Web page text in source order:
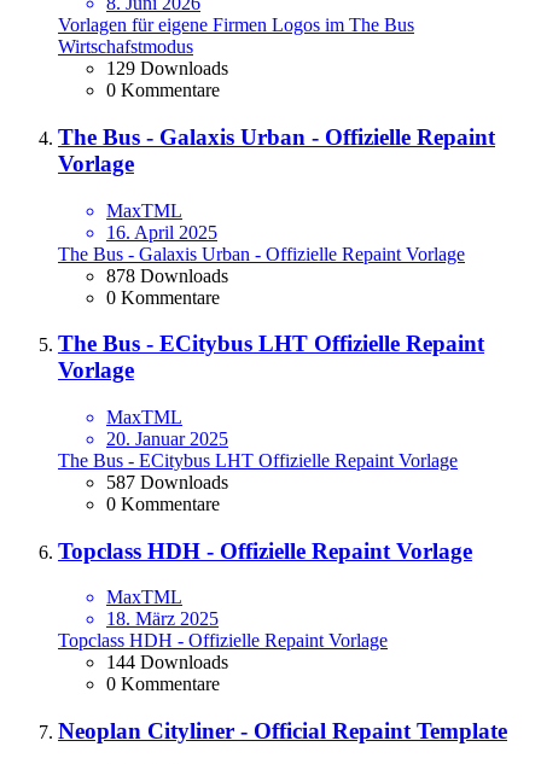
Vorlagen für eigene Firmen Logos im The Bus
Wirtschafstmodus
129 Downloads
0 Kommentare
The Bus - Galaxis Urban - Offizielle Repaint
Vorlage
MaxTML
16. April 2025
The Bus - Galaxis Urban - Offizielle Repaint Vorlage
878 Downloads
0 Kommentare
The Bus - ECitybus LHT Offizielle Repaint
Vorlage
MaxTML
20. Januar 2025
The Bus - ECitybus LHT Offizielle Repaint Vorlage
587 Downloads
0 Kommentare
Topclass HDH - Offizielle Repaint Vorlage
MaxTML
18. März 2025
Topclass HDH - Offizielle Repaint Vorlage
144 Downloads
0 Kommentare
Neoplan Cityliner - Official Repaint Template